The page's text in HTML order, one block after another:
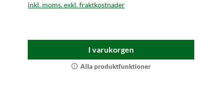
inkl. moms. exkl. fraktkostnader
I varukorgen
Alla produktfunktioner